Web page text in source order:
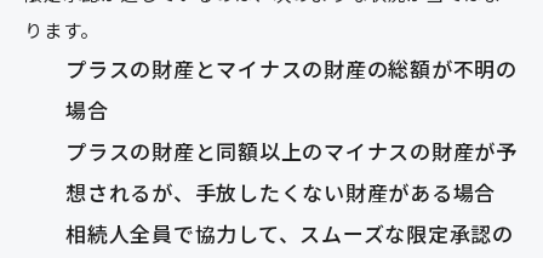
ります。
プラスの財産とマイナスの財産の総額が不明の
場合
プラスの財産と同額以上のマイナスの財産が予
想されるが、手放したくない財産がある場合
相続人全員で協力して、スムーズな限定承認の